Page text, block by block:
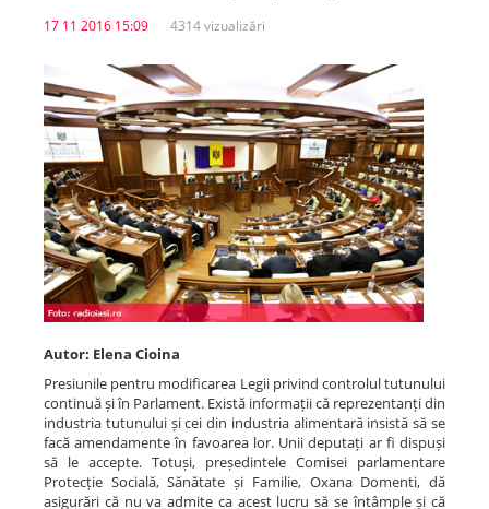
Centrul PAS
Școala E-Sănătate
SanoTeca
17 11 2016 15:09 4314 vizualizări
Autor: Elena Cioina
Presiunile pentru modificarea Legii privind controlul tutunului
continuă și în Parlament. Există informații că reprezentanți din
industria tutunului și cei din industria alimentară insistă să se
facă amendamente în favoarea lor. Unii deputați ar fi dispuși
să le accepte. Totuși, președintele Comisei parlamentare
Protecție Socială, Sănătate și Familie, Oxana Domenti, dă
asigurări că nu va admite ca acest lucru să se întâmple și că